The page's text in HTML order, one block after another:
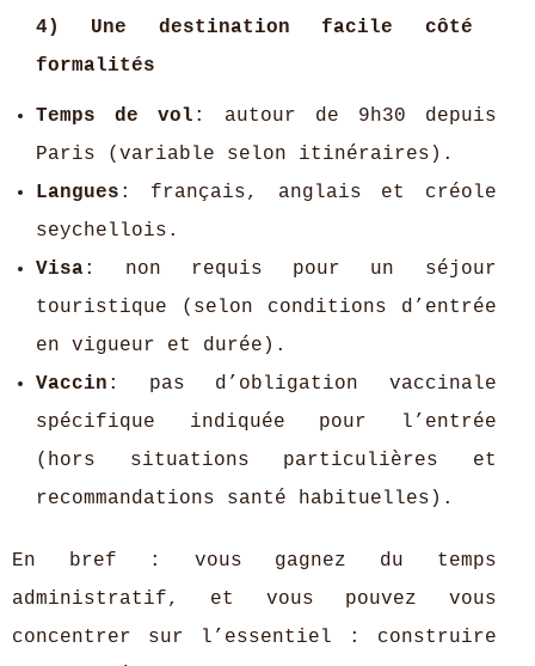
4) Une destination facile côté
formalités
Temps de vol : autour de 9h30 depuis
Paris (variable selon itinéraires).
Langues : français, anglais et créole
seychellois.
Visa: non requis pour un séjour
touristique (selon conditions d’entrée
en vigueur et durée).
Vaccin : pas d’obligation vaccinale
spécifique indiquée pour l’entrée
(hors situations particulières et
recommandations santé habituelles).
En bref : vous gagnez du temps
administratif, et vous pouvez vous
concentrer sur l’essentiel : construire